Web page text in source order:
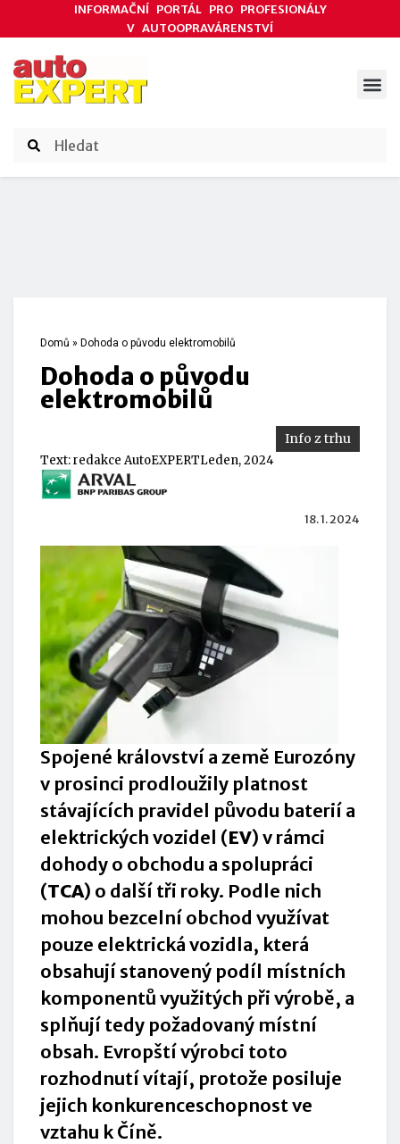
INFORMAČNÍ PORTÁL PRO PROFESIONÁLY
V AUTOOPRAVÁRENSTVÍ
Domů » Dohoda o původu elektromobilů
Dohoda o původu
elektromobilů
Info z trhu
Text:redakce AutoEXPERTLeden, 2024
18. 1. 2024
Spojené království a země Eurozóny
v prosinci prodloužily platnost
stávajících pravidel původu baterií a
elektrických vozidel (EV) v rámci
dohody o obchodu a spolupráci
(TCA) o další tři roky. Podle nich
mohou bezcelní obchod využívat
pouze elektrická vozidla, která
obsahují stanovený podíl místních
komponentů využitých při výrobě, a
splňují tedy požadovaný místní
obsah. Evropští výrobci toto
rozhodnutí vítají, protože posiluje
jejich konkurenceschopnost ve
vztahu k Číně.